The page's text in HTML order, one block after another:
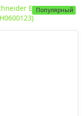
Популярный